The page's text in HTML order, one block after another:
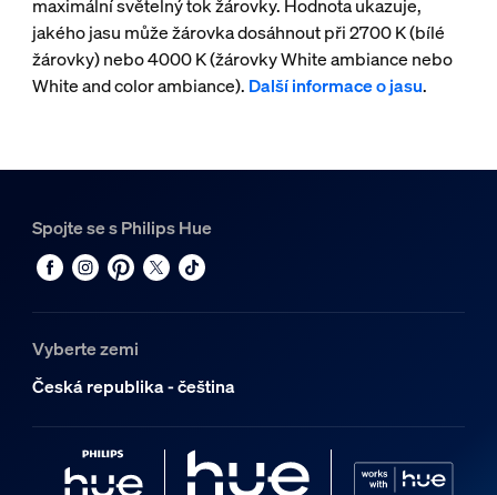
maximální světelný tok žárovky. Hodnota ukazuje,
jakého jasu může žárovka dosáhnout při 2700 K (bílé
žárovky) nebo 4000 K (žárovky White ambiance nebo
White and color ambiance). Další informace o jasu.
Spojte se s Philips Hue
Vyberte zemi
Česká republika - čeština